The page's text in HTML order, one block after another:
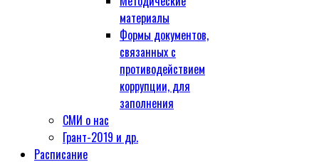
материалы
Формы документов,
связанных с
противодействием
коррупции, для
заполнения
СМИ о нас
Грант-2019 и др.
Расписание